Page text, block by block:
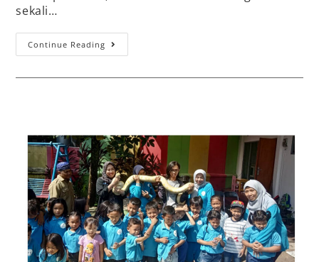
sekali…
Continue Reading